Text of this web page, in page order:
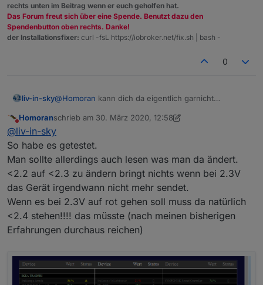
rechts unten im Beitrag wenn er euch geholfen hat.
Das Forum freut sich über eine Spende. Benutzt dazu den
Spendenbutton oben rechts. Danke!
der Installationsfixer: curl -fsL https://iobroker.net/fix.sh | bash -
0
liv-in-sky@Homoran kann dich da eigentlich garnicht
ich sie im template (script) eingeben kann
Nicht stören
Homoranschrieb am 30. März 2020, 12:58
zuletzt editiert von Homoran
@liv-in-sky
So habe es getestet.
Man sollte allerdings auch lesen was man da ändert.
<2.2 auf <2.3 zu ändern bringt nichts wenn bei 2.3V
das Gerät irgendwann nicht mehr sendet.
Wenn es bei 2.3V auf rot gehen soll muss da natürlich
<2.4 stehen!!!! das müsste (nach meinen bisherigen
Erfahrungen durchaus reichen)